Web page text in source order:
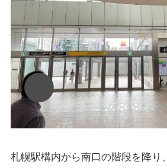
札幌駅構内から南口の階段を降り、